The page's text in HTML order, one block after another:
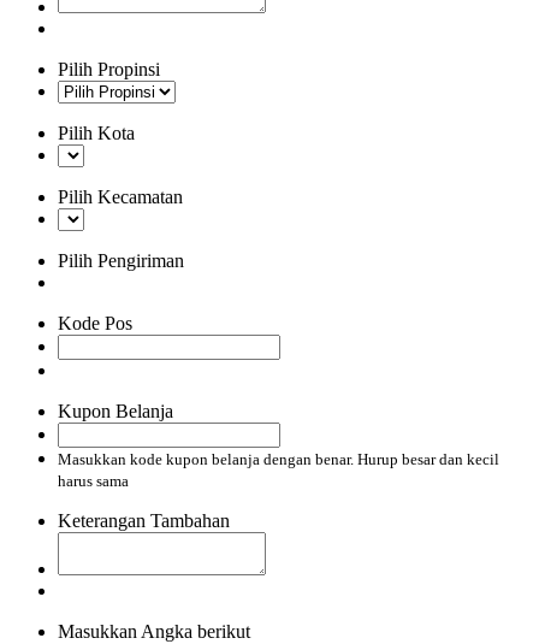
Pilih Propinsi
Pilih Kota
Pilih Kecamatan
Pilih Pengiriman
Kode Pos
Kupon Belanja
Masukkan kode kupon belanja dengan benar. Hurup besar dan kecil
harus sama
Keterangan Tambahan
Masukkan Angka berikut